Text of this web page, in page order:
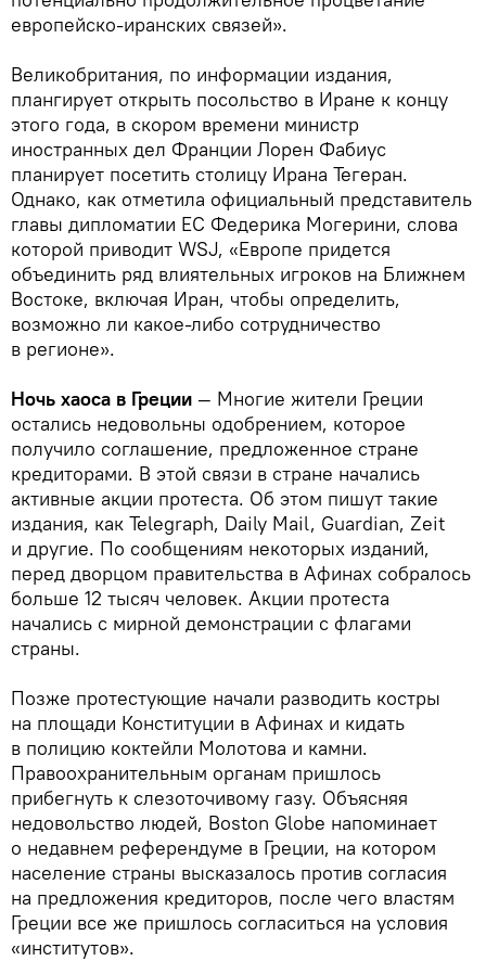
европейско-иранских связей».
Великобритания, по информации издания,
плангирует открыть посольство в Иране к концу
этого года, в скором времени министр
иностранных дел Франции Лорен Фабиус
планирует посетить столицу Ирана Тегеран.
Однако, как отметила официальный представитель
главы дипломатии ЕС Федерика Могерини, слова
которой приводит WSJ, «Европе придется
объединить ряд влиятельных игроков на Ближнем
Востоке, включая Иран, чтобы определить,
возможно ли какое-либо сотрудничество
в регионе».
Ночь хаоса в Греции — Многие жители Греции
остались недовольны одобрением, которое
получило соглашение, предложенное стране
кредиторами. В этой связи в стране начались
активные акции протеста. Об этом пишут такие
издания, как Telegraph, Daily Mail, Guardian, Zeit
и другие. По сообщениям некоторых изданий,
перед дворцом правительства в Афинах собралось
больше 12 тысяч человек. Акции протеста
начались с мирной демонстрации с флагами
страны.
Позже протестующие начали разводить костры
на площади Конституции в Афинах и кидать
в полицию коктейли Молотова и камни.
Правоохранительным органам пришлось
прибегнуть к слезоточивому газу. Объясняя
недовольство людей, Boston Globe напоминает
о недавнем референдуме в Греции, на котором
население страны высказалось против согласия
на предложения кредиторов, после чего властям
Греции все же пришлось согласиться на условия
«институтов».